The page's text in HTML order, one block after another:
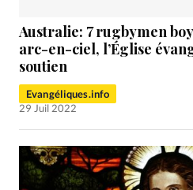
Australie: 7 rugbymen
arc-en-ciel, l’Église
soutien
Evangéliques.info
29 Juil 2022